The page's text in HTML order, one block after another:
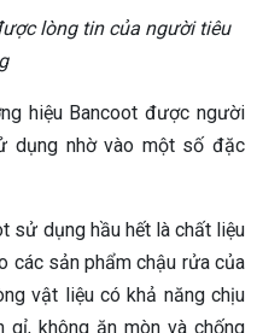
lòng tin của người tiêu
hiệu Bancoot được người
dụng nhờ vào một số đặc
sử dụng hầu hết là chất liệu
các sản phẩm chậu rửa của
vật liệu có khả năng chịu
gỉ, không ăn mòn và chống